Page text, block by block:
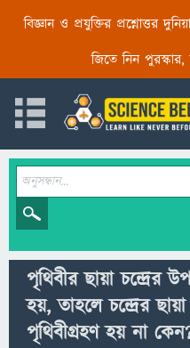
বিজ্ঞান ও প্রযুক্তির প্রশ্নোত্তর
জিতে নিন পুরস্কার,
পৃথিবীর ছায়া চন্দ্রের
হয়, তাহলে চন্দ্রের
পৃথিবীগ্রহণ হয় না